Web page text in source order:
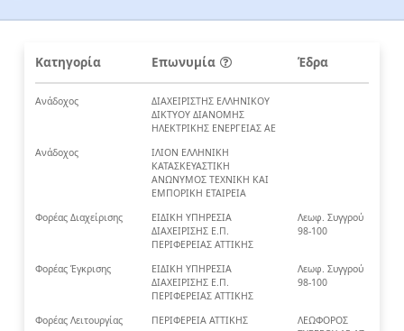
Κατηγορία Επωνυμία Έδρα
Ανάδοχος
ΔΙΑΧΕΙΡΙΣΤΗΣ ΕΛΛΗΝΙΚΟΥ
ΔΙΚΤΥΟΥ ΔΙΑΝΟΜΗΣ
ΗΛΕΚΤΡΙΚΗΣ ΕΝΕΡΓΕΙΑΣ ΑΕ
Ανάδοχος
ΙΛΙΟΝ ΕΛΛΗΝΙΚΗ
ΚΑΤΑΣΚΕΥΑΣΤΙΚΗ
ΑΝΩΝΥΜΟΣ ΤΕΧΝΙΚΗ ΚΑΙ
ΕΜΠΟΡΙΚΗ ΕΤΑΙΡΕΙΑ
Φορέας Διαχείρισης
ΕΙΔΙΚΗ ΥΠΗΡΕΣΙΑ
ΔΙΑΧΕΙΡΙΣΗΣ Ε.Π.
ΠΕΡΙΦΕΡΕΙΑΣ ΑΤΤΙΚΗΣ
Λεωφ. Συγγρού
98-100
Φορέας Έγκρισης
ΕΙΔΙΚΗ ΥΠΗΡΕΣΙΑ
ΔΙΑΧΕΙΡΙΣΗΣ Ε.Π.
ΠΕΡΙΦΕΡΕΙΑΣ ΑΤΤΙΚΗΣ
Λεωφ. Συγγρού
98-100
Φορέας Λειτουργίας ΠΕΡΙΦΕΡΕΙΑ ΑΤΤΙΚΗΣ
ΛΕΩΦΟΡΟΣ